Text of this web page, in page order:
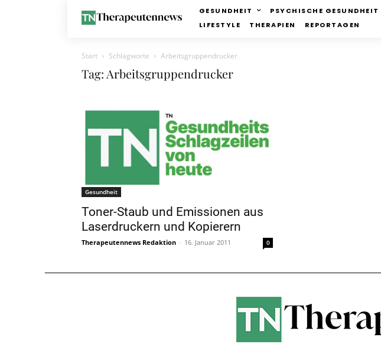
GESUNDHEIT PSYCHISCHE GESUNDHEIT
LIFESTYLE
THERAPIEN REPORTAGEN
Start Schlagworte Arbeitsgruppendrucker
Tag: Arbeitsgruppendrucker
Gesundheit
Toner-Staub und Emissionen aus
Laserdruckern und Kopierern
Therapeutennews Redaktion - 16. Januar 2011 0